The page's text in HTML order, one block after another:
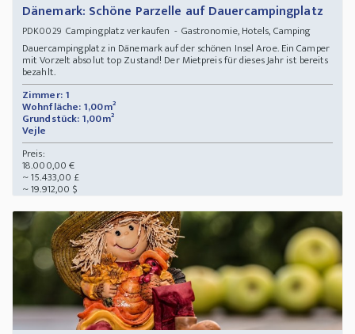
Dänemark: Schöne Parzelle auf Dauercampingplatz
PDK0029Campingplatz verkaufen - Gastronomie, Hotels, Camping
Dauercampingplatz in Dänemark auf der schönen Insel Aroe. Ein Camper
mit Vorzelt absolut top Zustand! Der Mietpreis für dieses Jahr ist bereits
bezahlt.
Zimmer: 1
Wohnfläche: 1,00m²
Grundstück: 1,00m²
Vejle
Preis:
18.000,00 €
~ 15.433,00 £
~ 19.912,00 $